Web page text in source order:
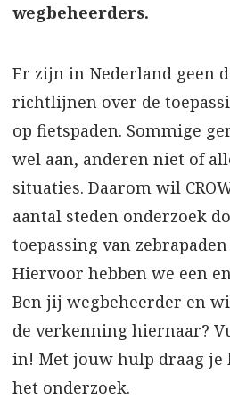
wegbeheerders.
Er zijn in Nederland geen
richtlijnen over de
op fietspaden. Sommige
wel aan, anderen niet of
situaties. Daarom wil
aantal steden onderzoek
toepassing van
Hiervoor hebben we een
Ben jij wegbeheerder en
de verkenning hiernaar?
in! Met jouw hulp draag je
het onderzoek.